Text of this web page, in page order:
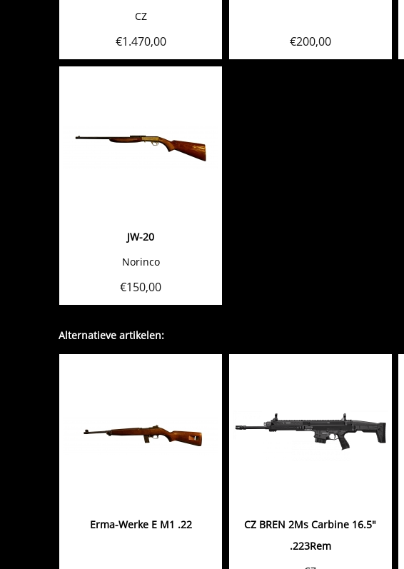
CZ
€1.470,00 €200,00
JW-20
Norinco
€150,00
Alternatieve artikelen:
Erma-Werke E M1 .22
CZ BREN 2Ms Carbine 16.5"
.223Rem